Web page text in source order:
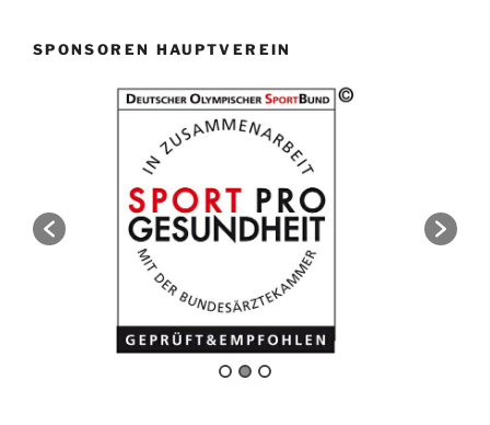
SPONSOREN HAUPTVEREIN